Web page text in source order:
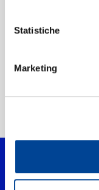
Statistiche
Marketing